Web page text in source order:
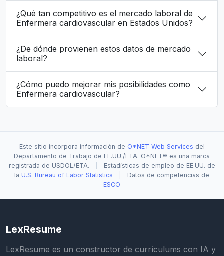
¿Qué tan competitivo es el mercado laboral de
Enfermera cardiovascular en Estados Unidos?
¿De dónde provienen estos datos de mercado
laboral?
¿Cómo puedo mejorar mis posibilidades como
Enfermera cardiovascular?
Este sitio incorpora información de O*NET Web Services del
Departamento de Trabajo de EE.UU./ETA. O*NET® es una marca
registrada de USDOL/ETA.
Estadísticas de empleo de EE.UU. de
la U.S. Bureau of Labor Statistics
Datos de competencias de
ESCO
LexResume
LexResume es un constructor de currículums con IA y